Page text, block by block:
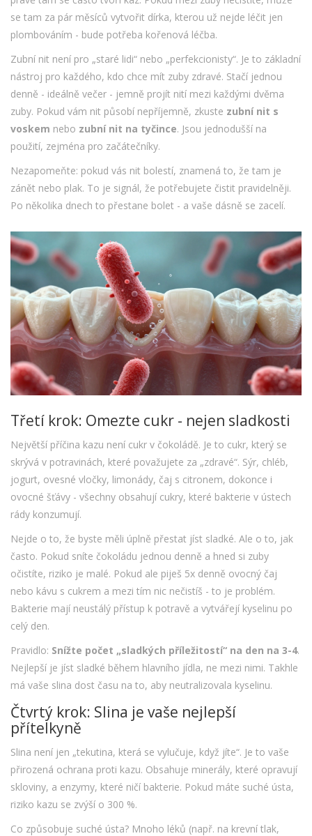
se tam za pár měsíců vytvořit dírka, kterou už nejde léčit jen
plombováním - bude potřeba kořenová léčba.
Zubní nit není pro „staré lidi“ nebo „perfekcionisty“. Je to základní
nástroj pro každého, kdo chce mít zuby zdravé. Stačí jednou
denně - ideálně večer - jemně projít nití mezi každými dvěma
zuby. Pokud vám nit působí nepříjemně, zkuste zubní nit s
voskem nebo zubní nit na tyčince. Jsou jednodušší na
použití, zejména pro začátečníky.
Nezapomeňte: pokud vás nit bolestí, znamená to, že tam je
zánět nebo plak. To je signál, že potřebujete čistit pravidelněji.
Po několika dnech to přestane bolet - a vaše dásně se zacelí.
Třetí krok: Omezte cukr - nejen sladkosti
Největší příčina kazu není cukr v čokoládě. Je to cukr, který se
skrývá v potravinách, které považujete za „zdravé“. Sýr, chléb,
jogurt, ovesné vločky, limonády, čaj s citronem, dokonce i
ovocné šťávy - všechny obsahují cukry, které bakterie v ústech
rády konzumují.
Nejde o to, že byste měli úplně přestat jíst sladké. Ale o to, jak
často. Pokud sníte čokoládu jednou denně a hned si zuby
očistíte, riziko je malé. Pokud ale piješ 5x denně ovocný čaj
nebo kávu s cukrem a mezi tím nic nečistíš - to je problém.
Bakterie mají neustálý přístup k potravě a vytvářejí kyselinu po
celý den.
Pravidlo: Snížte počet „sladkých příležitostí“ na den na 3-4.
Nejlepší je jíst sladké během hlavního jídla, ne mezi nimi. Takhle
má vaše slina dost času na to, aby neutralizovala kyselinu.
Čtvrtý krok: Slina je vaše nejlepší
přítelkyně
Slina není jen „tekutina, která se vylučuje, když jíte“. Je to vaše
přirozená ochrana proti kazu. Obsahuje minerály, které opravují
skloviny, a enzymy, které ničí bakterie. Pokud máte suché ústa,
riziko kazu se zvýší o 300 %.
Co způsobuje suché ústa? Mnoho léků (např. na krevní tlak,